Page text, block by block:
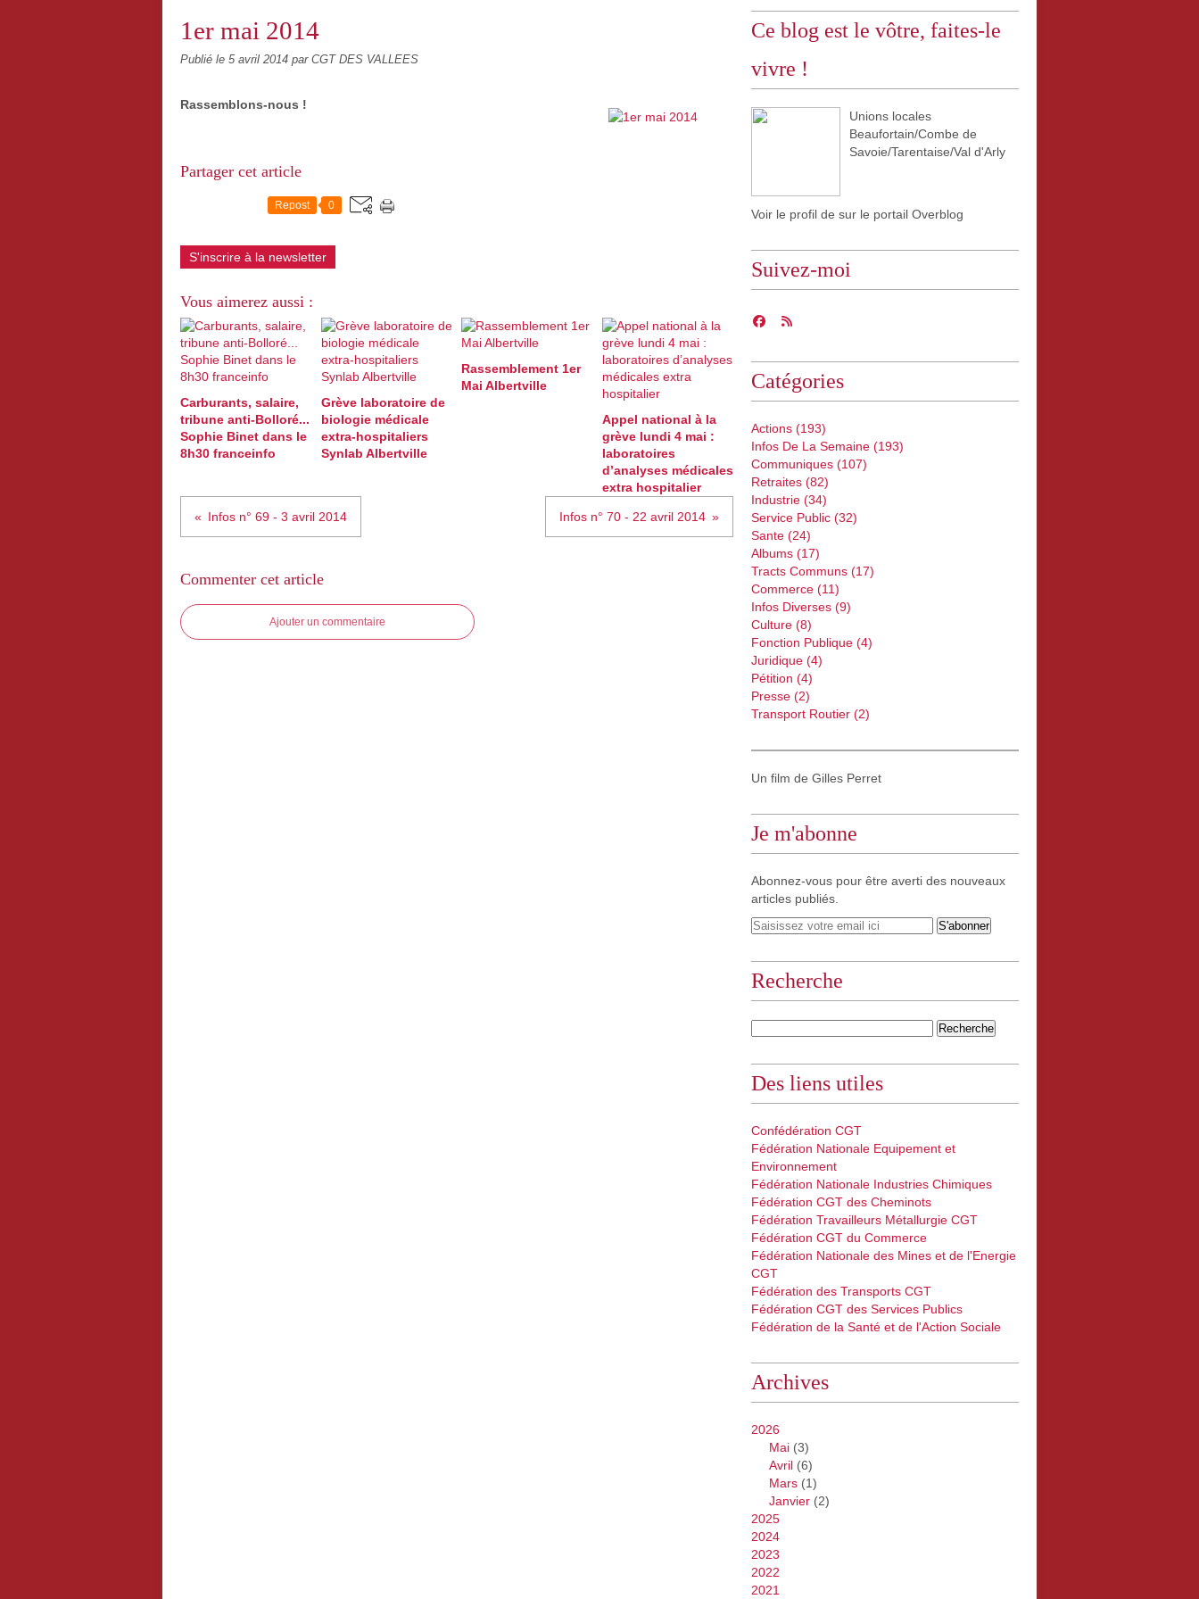
1er mai 2014
Publié le 5 avril 2014 par CGT DES VALLEES
Rassemblons-nous !
Partager cet article
Repost 0
S'inscrire à la newsletter
Vous aimerez aussi :
Carburants, salaire,
tribune anti-Bolloré...
Sophie Binet dans le
8h30 franceinfo
Grève laboratoire de
biologie médicale
extra-hospitaliers
Synlab Albertville
Rassemblement 1er
Mai Albertville
Appel national à la
grève lundi 4 mai :
laboratoires
d’analyses médicales
extra hospitalier
Infos n° 69 - 3 avril 2014 Infos n° 70 - 22 avril 2014
Commenter cet article
Ajouter un commentaire
Ce blog est le vôtre, faites-le
vivre !
Unions locales
Beaufortain/Combe de
Savoie/Tarentaise/Val d'Arly
Voir le profil de sur le portail Overblog
Suivez-moi
Catégories
Actions (193)
Infos De La Semaine (193)
Communiques (107)
Retraites (82)
Industrie (34)
Service Public (32)
Sante (24)
Albums (17)
Tracts Communs (17)
Commerce (11)
Infos Diverses (9)
Culture (8)
Fonction Publique (4)
Juridique (4)
Pétition (4)
Presse (2)
Transport Routier (2)
Un film de Gilles Perret
Je m'abonne
Abonnez-vous pour être averti des nouveaux
articles publiés.
Recherche
Des liens utiles
Confédération CGT
Fédération Nationale Equipement et
Environnement
Fédération Nationale Industries Chimiques
Fédération CGT des Cheminots
Fédération Travailleurs Métallurgie CGT
Fédération CGT du Commerce
Fédération Nationale des Mines et de l'Energie
CGT
Fédération des Transports CGT
Fédération CGT des Services Publics
Fédération de la Santé et de l'Action Sociale
Archives
2026
Mai (3)
Avril (6)
Mars (1)
Janvier (2)
2025
2024
2023
2022
2021